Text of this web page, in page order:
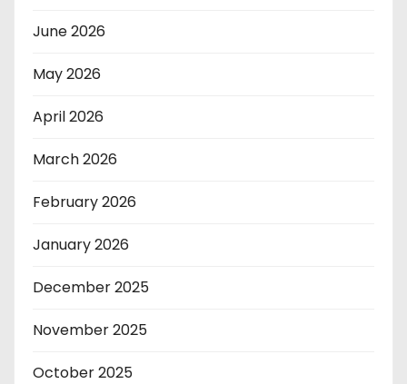
June 2026
May 2026
April 2026
March 2026
February 2026
January 2026
December 2025
November 2025
October 2025